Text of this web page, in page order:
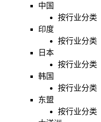
中国
按行业分类
印度
按行业分类
日本
按行业分类
韩国
按行业分类
东盟
按行业分类